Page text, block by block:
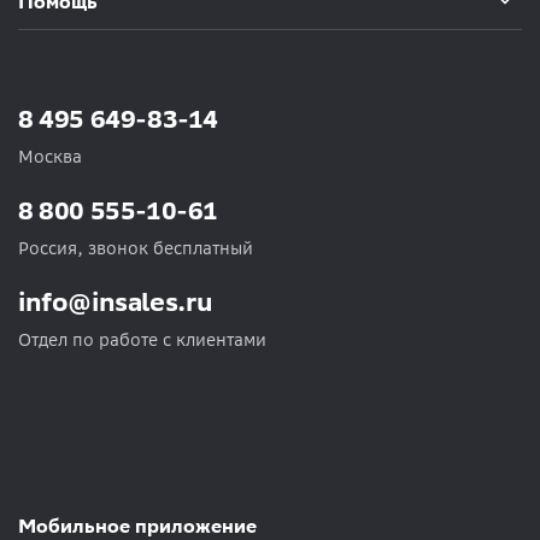
8 495 649-83-14
Москва
info@insales.ru
Отдел по работе с клиентами
8 800 555-10-61
Россия, звонок бесплатный
Мобильное приложение